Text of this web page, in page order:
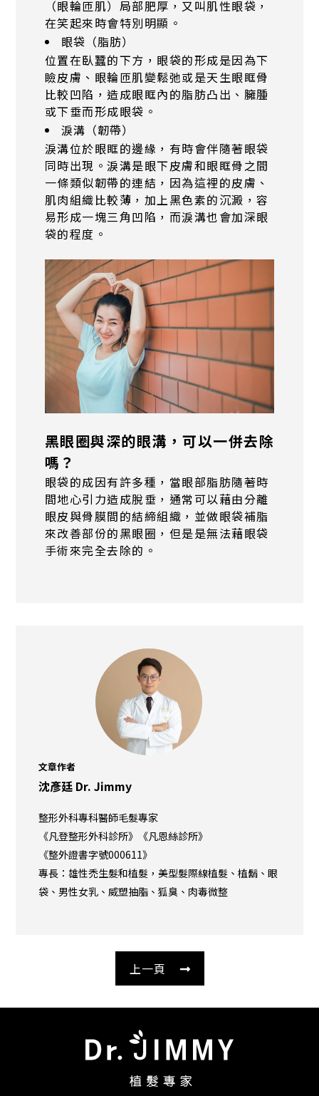
（眼輪匝肌）局部肥厚，又叫肌性眼袋，
在笑起來時會特別明顯。
眼袋（脂肪）
位置在臥蠶的下方，眼袋的形成是因為下
瞼皮膚、眼輪匝肌變鬆弛或是天生眼眶骨
比較凹陷，造成眼眶內的脂肪凸出、臃腫
或下垂而形成眼袋。
淚溝（韌帶）
淚溝位於眼眶的邊緣，有時會伴隨著眼袋
同時出現。淚溝是眼下皮膚和眼眶骨之間
一條類似韌帶的連結，因為這裡的皮膚、
肌肉組織比較薄，加上黑色素的沉澱，容
易形成一塊三角凹陷，而淚溝也會加深眼
袋的程度 。
黑眼圈與深的眼溝，可以一併去除
嗎？
眼袋的成因有許多種，當眼部脂肪隨著時
間地心引力造成脫垂，通常可以藉由分離
眼皮與骨膜間的結締組織，並做眼袋補脂
來改善部份的黑眼圈，但是是無法藉眼袋
手術來完全去除的。
文章作者
沈彥廷 Dr. Jimmy
整形外科專科醫師毛髮專家
《凡登整形外科診所》《凡恩絲診所》
《整外證書字號000611》
專長：雄性禿生髮和植髮，美型髮際線植髮、植鬍、眼
袋、男性女乳、威塑抽脂、狐臭、肉毒微整
上一頁